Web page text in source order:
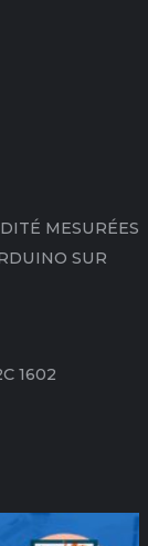
MESURÉES
SUR
1602